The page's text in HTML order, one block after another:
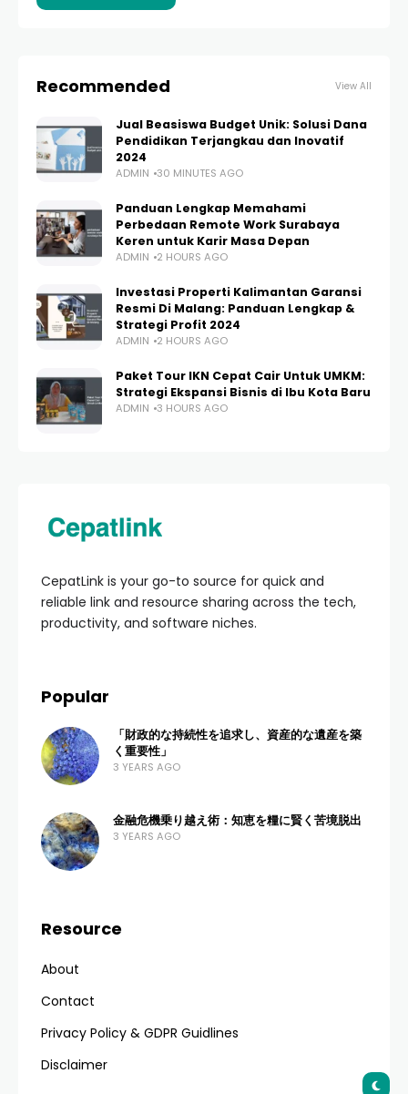
Recommended View All
Jual Beasiswa Budget Unik: Solusi Dana
Pendidikan Terjangkau dan Inovatif
2024
ADMIN 30 MINUTES AGO
Panduan Lengkap Memahami
Perbedaan Remote Work Surabaya
Keren untuk Karir Masa Depan
ADMIN 2 HOURS AGO
Investasi Properti Kalimantan Garansi
Resmi Di Malang: Panduan Lengkap &
Strategi Profit 2024
ADMIN 2 HOURS AGO
Paket Tour IKN Cepat Cair Untuk UMKM:
Strategi Ekspansi Bisnis di Ibu Kota Baru
ADMIN 3 HOURS AGO
CepatLink is your go-to source for quick and
reliable link and resource sharing across the tech,
productivity, and software niches.
Popular
「財政的な持続性を追求し、資産的な遺産を築
く重要性」
3 YEARS AGO
金融危機乗り越え術：知恵を糧に賢く苦境脱出
3 YEARS AGO
Resource
About
Contact
Privacy Policy & GDPR Guidlines
Disclaimer